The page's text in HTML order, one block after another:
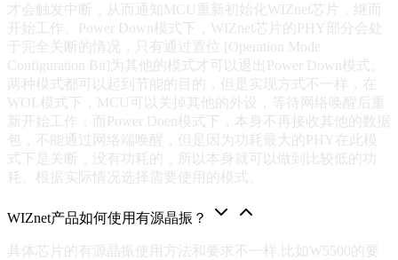
才会触发中断，从而通知MCU重新初始化WIZnet芯片，继而
开始工作。Power Down模式下，WIZnet芯片的PHY部分会处
于完全关断的情况，只有通过置位 [Operation Mode
Configuration Bit]为其他的模式才可以退出Power Down模式。
两种模式都可以起到节能的目的，但是实现方式不一样，在
WOL模式下，MCU可以关掉其他的外设，等待网络唤醒后重
新开始工作；而Power Doen模式下，本身不再接收其他的数据
包，不能通过网络端唤醒，但是因为功耗最大的PHY在此模
式下是关断，没有功耗的，所以本身就可以做到比较低的功
耗。根据实际情况选择需要使用的模式。
WIZnet产品如何使用有源晶振？
具体芯片的有源晶振使用方法和要求不一样.比如W5500的要